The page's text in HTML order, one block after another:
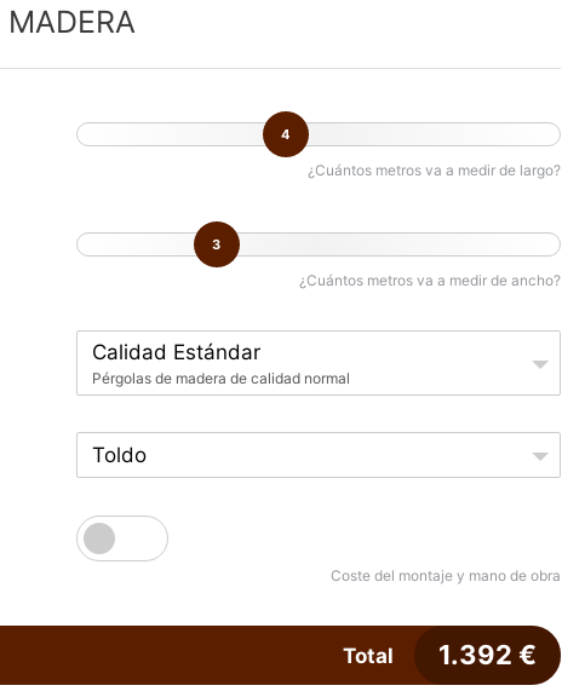
MADERA
4
¿Cuántos metros va a medir de largo?
3
¿Cuántos metros va a medir de ancho?
Calidad Estándar
Pérgolas de madera de calidad normal
Toldo
Coste del montaje y mano de obra
Total 1.392 €